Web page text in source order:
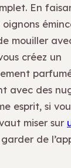
En
oignons
mouiller
créez un
avec des
esprit, si
miser sur
de